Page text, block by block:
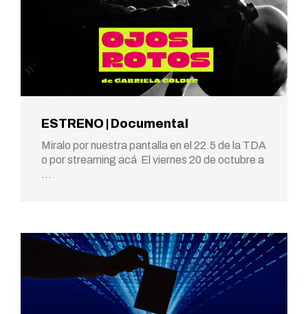
ESTRENO | Documental
Miralo por nuestra pantalla en el 22.5 de la TDA
o por streaming acá El viernes 20 de octubre a
…